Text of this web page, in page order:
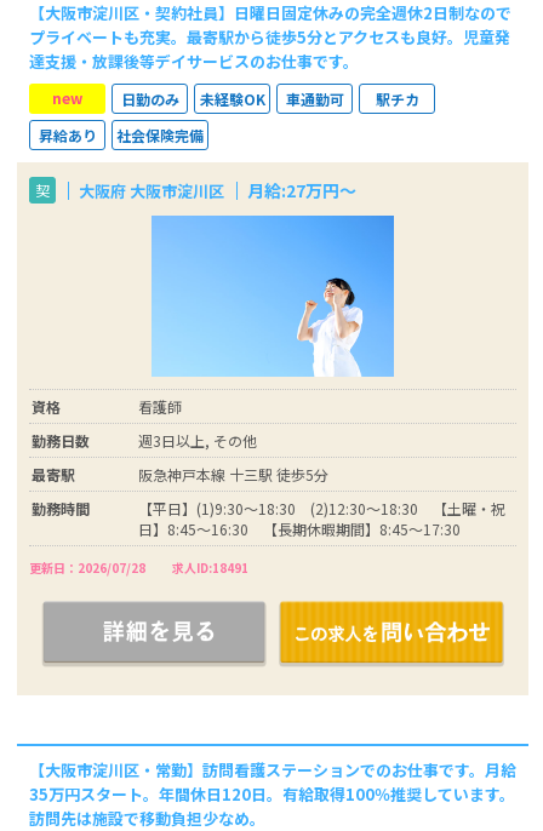
【大阪市淀川区・契約社員】日曜日固定休みの完全週休2日制なので
プライベートも充実。最寄駅から徒歩5分とアクセスも良好。児童発
達支援・放課後等デイサービスのお仕事です。
new 日勤のみ 未経験OK 車通勤可
駅チカ
昇給あり
社会保険完備
契 大阪府 大阪市淀川区 月給:27万円～
資格
看護師
勤務日数
週3日以上, その他
最寄駅
阪急神戸本線 十三駅 徒歩5分
勤務時間
【平日】(1)9:30～18:30 (2)12:30～18:30 【土曜・祝
日】8:45～16:30 【長期休暇期間】8:45～17:30
更新日：2026/07/28 求人ID:18491
【大阪市淀川区・常勤】訪問看護ステーションでのお仕事です。月給
35万円スタート。年間休日120日。有給取得100％推奨しています。
訪問先は施設で移動負担少なめ。